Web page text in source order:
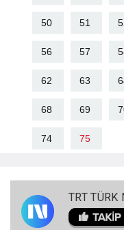
50 51
56 57
62 63
68 69
74 75
TRT TÜRK